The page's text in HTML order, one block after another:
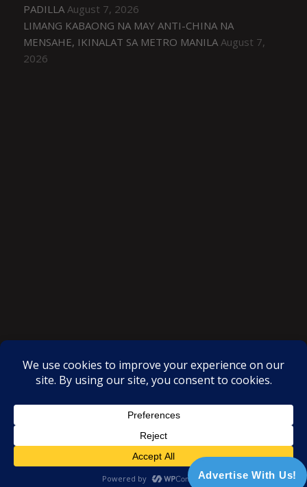
PADILLA August 7, 2026
LIMANG KABAONG NA MAY ANTI-CHINA NA
MENSAHE, IKINALAT SA METRO MANILA August 7,
2026
Proudly powered by WordPress |Theme: SuperMag byAcme
Themes
Advertise With Us!